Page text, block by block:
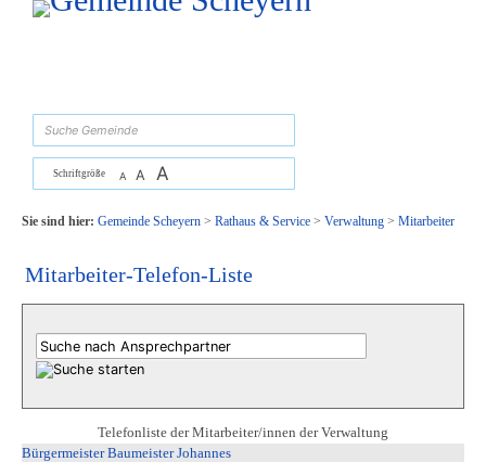
Zum Inhalt, zur Navigationoder zur Startseite springen.
Schriftgröße A A A
Sie sind hier: Gemeinde Scheyern> Rathaus & Service> Verwaltung> Mitarbeiter
Mitarbeiter-Telefon-Liste
Telefonliste der Mitarbeiter/innen der Verwaltung
Bürgermeister Baumeister Johannes